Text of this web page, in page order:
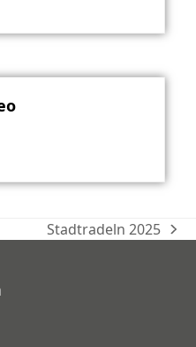
Nächster
Stadtradeln 2025